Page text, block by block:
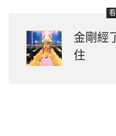
金剛經
住